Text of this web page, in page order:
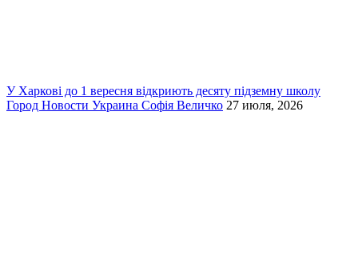
У Харкові до 1 вересня відкриють десяту підземну школу
Город Новости Украина Софія Величко 27 июля, 2026